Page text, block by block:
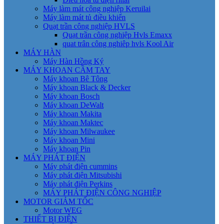
Máy làm mát công nghiệp Keruilai
Máy làm mát tủ điều khiển
Quạt trần công nghiệp HVLS
Quạt trần công nghiệp Hvls Emaxx
quat trân công nghiêp hvls Kool Air
MÁY HÀN
Máy Hàn Hồng Ký
MÁY KHOAN CẦM TAY
Máy khoan Bê Tông
Máy khoan Black & Decker
Máy khoan Bosch
Máy khoan DeWalt
Máy khoan Makita
Máy khoan Maktec
Máy khoan Milwaukee
Máy khoan Mini
Máy khoan Pin
MÁY PHÁT ĐIỆN
Máy phát điện cummins
Máy phát điện Mitsubishi
Máy phát điện Perkins
MÁY PHÁT ĐIỆN CÔNG NGHIỆP
MOTOR GIẢM TỐC
Motor WEG
THIẾT BỊ ĐIỆN